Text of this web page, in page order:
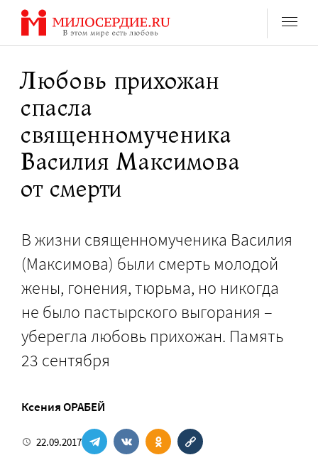
Перейти
содержанию
Любовь прихожан
спасла
священномученика
Василия Максимова
от смерти
В жизни священномученика Василия
(Максимова) были смерть молодой
жены, гонения, тюрьма, но никогда
не было пастырского выгорания –
уберегла любовь прихожан. Память
23 сентября
Ксения ОРАБЕЙ
22.09.2017